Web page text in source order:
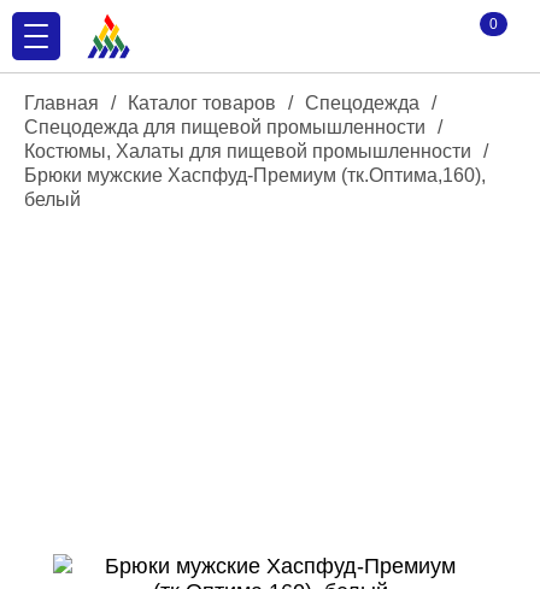
0
Главная / Каталог товаров / Спецодежда
/
Спецодежда для пищевой промышленности
/
Костюмы, Халаты для пищевой промышленности
/
Брюки мужские Хаспфуд-Премиум (тк.Оптима,160),
белый